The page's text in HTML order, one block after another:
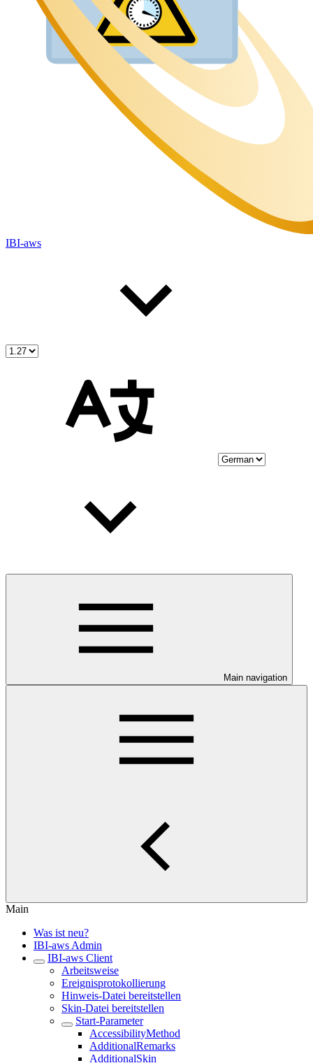
IBI-aws
Main navigation
Main
Was ist neu?
IBI-aws Admin
IBI-aws Client
Arbeitsweise
Ereignisprotokollierung
Hinweis-Datei bereitstellen
Skin-Datei bereitstellen
Start-Parameter
AccessibilityMethod
AdditionalRemarks
AdditionalSkin